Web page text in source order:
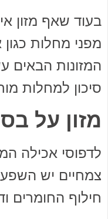
בעוד שאף מזון
מפני מחלות
המזונות הבאים
סיכון למחלות
מזון על
לדפוסי אכילה
צמחיים יש
חילוף החומרים